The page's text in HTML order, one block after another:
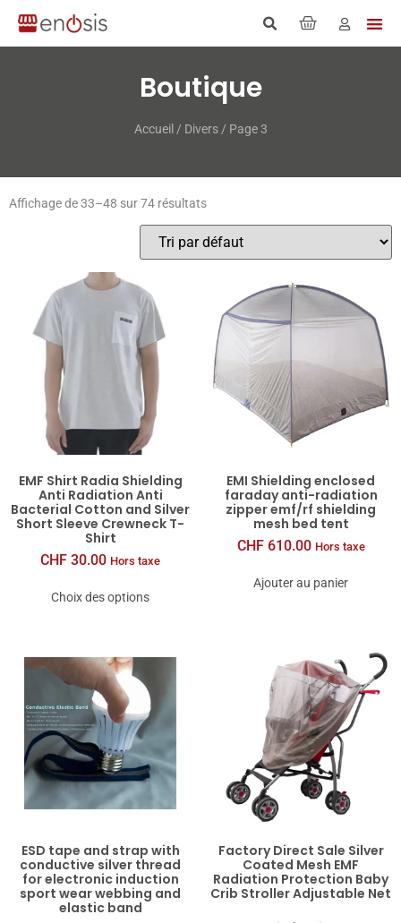
Boutique
Accueil / Divers/ Page 3
Affichage de 33–48 sur 74 résultats
EMF Shirt Radia Shielding
Anti Radiation Anti
Bacterial Cotton and Silver
Short Sleeve Crewneck T-
Shirt
CHF 30.00 Hors taxe
Choix des options
EMI Shielding enclosed
faraday anti-radiation
zipper emf/rf shielding
mesh bed tent
CHF610.00 Hors taxe
Ajouter au panier
ESD tape and strap with
conductive silver thread
for electronic induction
sport wear webbing and
elastic band
Factory Direct Sale Silver
Coated Mesh EMF
Radiation Protection Baby
Crib Stroller Adjustable Net